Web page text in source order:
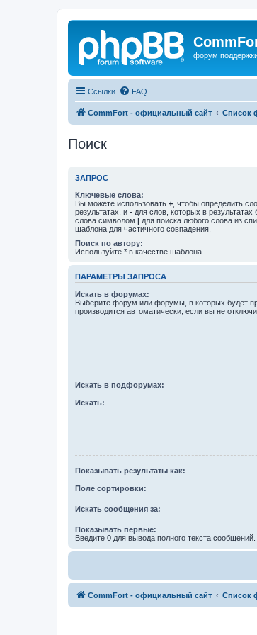
форум
Ссылки FAQ
CommFort - официальный сайт Список
Поиск
ЗАПРОС
Ключевые слова:
Вы можете использовать + , чтобы определить
результатах, и - для слов, которых в
слова символом | для поиска любого слова из
шаблона для частичного совпадения.
Поиск по автору:
Используйте * в качестве шаблона.
ПАРАМЕТРЫ ЗАПРОСА
Искать в форумах:
Выберите форум или форумы, в которых будет
производится автоматически, если вы не
Искать в подфорумах:
Искать:
Показывать результаты как:
Поле сортировки:
Искать сообщения за:
Показывать первые:
Введите 0 для вывода полного текста сообщений.
CommFort - официальный сайт Список